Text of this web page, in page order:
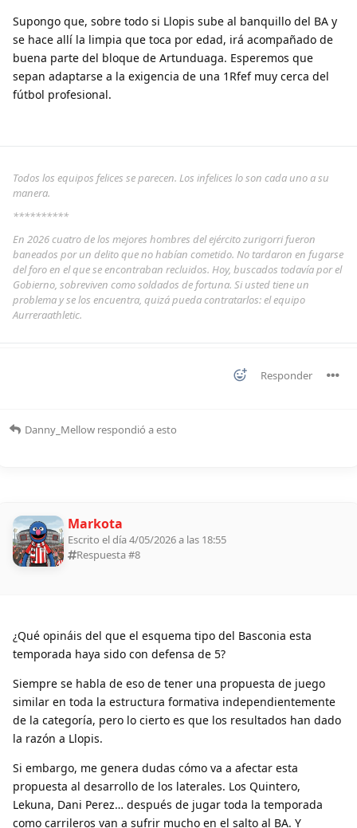
Supongo que, sobre todo si Llopis sube al banquillo del BA y
se hace allí la limpia que toca por edad, irá acompañado de
buena parte del bloque de Artunduaga. Esperemos que
sepan adaptarse a la exigencia de una 1Rfef muy cerca del
fútbol profesional.
Todos los equipos felices se parecen. Los infelices lo son cada uno a su
manera.
**********
En 2026 cuatro de los mejores hombres del ejército zurigorri fueron
baneados por un delito que no habían cometido. No tardaron en fugarse
del foro en el que se encontraban recluidos. Hoy, buscados todavía por el
Gobierno, sobreviven como soldados de fortuna. Si usted tiene un
problema y se los encuentra, quizá pueda contratarlos: el equipo
Aurreraathletic.
Responder
Danny_Mellow respondió a esto
Markota
Escrito el día 4/05/2026 a las 18:55
Respuesta #8
¿Qué opináis del que el esquema tipo del Basconia esta
temporada haya sido con defensa de 5?
Siempre se habla de eso de tener una propuesta de juego
similar en toda la estructura formativa independientemente
de la categoría, pero lo cierto es que los resultados han dado
la razón a Llopis.
Si embargo, me genera dudas cómo va a afectar esta
propuesta al desarrollo de los laterales. Los Quintero,
Lekuna, Dani Perez… después de jugar toda la temporada
como carrileros van a sufrir mucho en el salto al BA. Y